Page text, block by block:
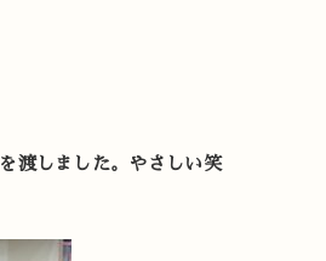
渡しました。やさしい笑